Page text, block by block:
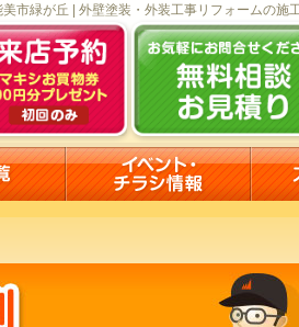
美市緑が丘 | 外壁塗装・外装工事リフォームの施